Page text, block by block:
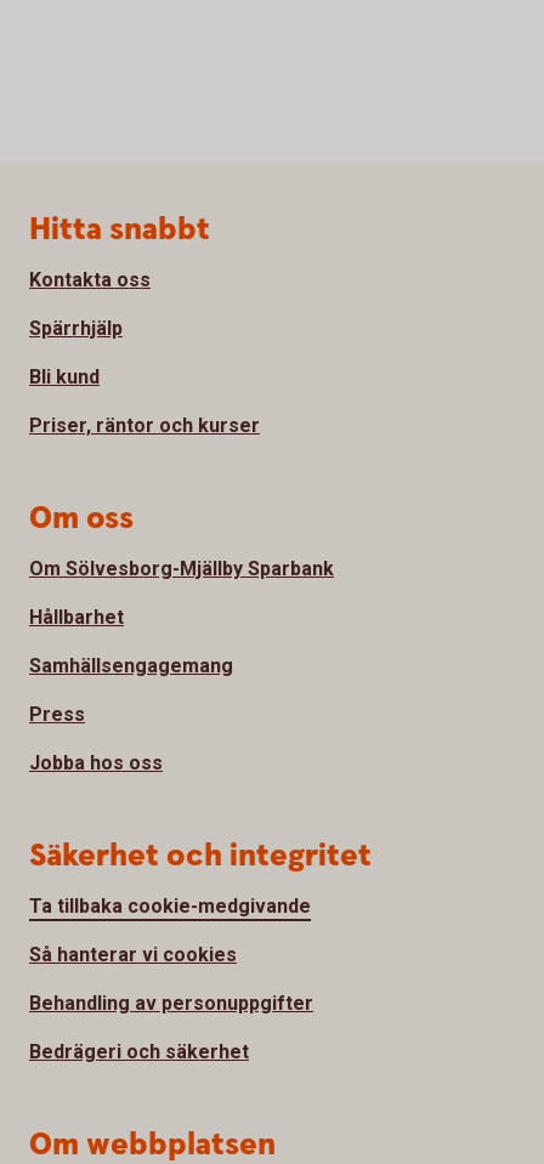
Sidfot
Hitta snabbt
Kontakta oss
Spärrhjälp
Bli kund
Priser, räntor och kurser
Om oss
Om Sölvesborg-Mjällby Sparbank
Hållbarhet
Samhällsengagemang
Press
Jobba hos oss
Säkerhet och integritet
Ta tillbaka cookie-medgivande
Så hanterar vi cookies
Behandling av personuppgifter
Bedrägeri och säkerhet
Om webbplatsen